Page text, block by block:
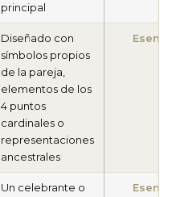
principal
Diseñado con
símbolos propios
de la pareja,
elementos de los
4 puntos
cardinales o
representaciones
ancestrales
Un celebrante o